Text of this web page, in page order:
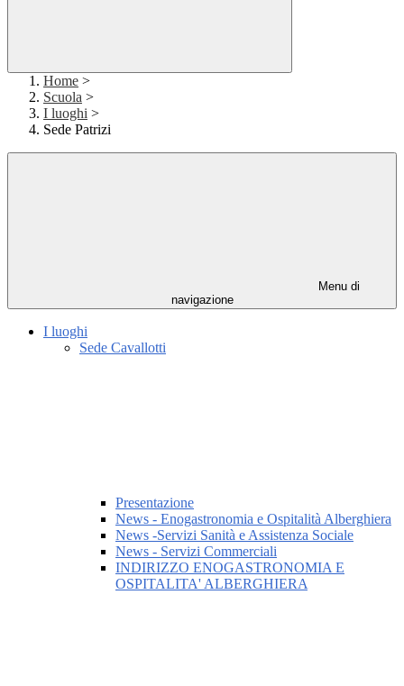
Home >
Scuola >
I luoghi >
Sede Patrizi
Menu di
navigazione
I luoghi
Sede Cavallotti
Presentazione
News - Enogastronomia e Ospitalità Alberghiera
News -Servizi Sanità e Assistenza Sociale
News - Servizi Commerciali
INDIRIZZO ENOGASTRONOMIA E
OSPITALITA' ALBERGHIERA